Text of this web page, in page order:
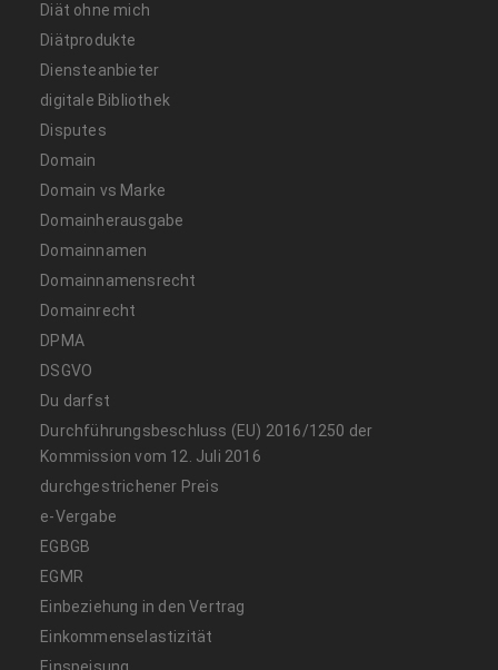
Diät ohne mich
Diätprodukte
Diensteanbieter
digitale Bibliothek
Disputes
Domain
Domain vs Marke
Domainherausgabe
Domainnamen
Domainnamensrecht
Domainrecht
DPMA
DSGVO
Du darfst
Durchführungsbeschluss (EU) 2016/1250 der
Kommission vom 12. Juli 2016
durchgestrichener Preis
e-Vergabe
EGBGB
EGMR
Einbeziehung in den Vertrag
Einkommenselastizität